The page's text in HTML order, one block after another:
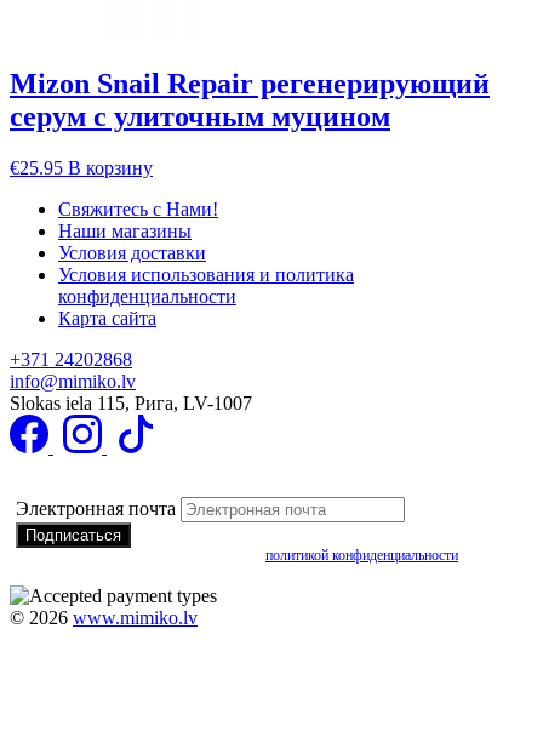
Mizon Snail Repair регенерирующий
серум с улиточным муцином
€25.95 В корзину
Свяжитесь с Нами!
Наши магазины
Условия доставки
Условия использования и политика
конфиденциальности
Карта сайта
+371 24202868
info@mimiko.lv
Slokas iela 115, Рига, LV-1007
Электронная почта
политикой конфиденциальности
© 2026 www.mimiko.lv